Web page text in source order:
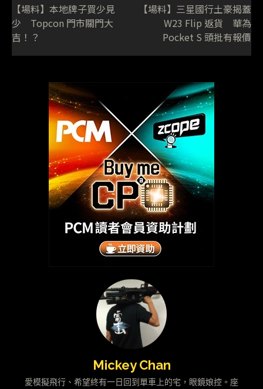
【場料】本地牌子買少見
少 Topcon 門市關門大
吉！？
【場料】三星國行土豪揭蓋
W23 Flip 返貨 華為
Pocket S 頭批有報價
Mickey Chan
愛模擬飛行、希望終有一日回到單車上的宅，眼鏡娘控。座